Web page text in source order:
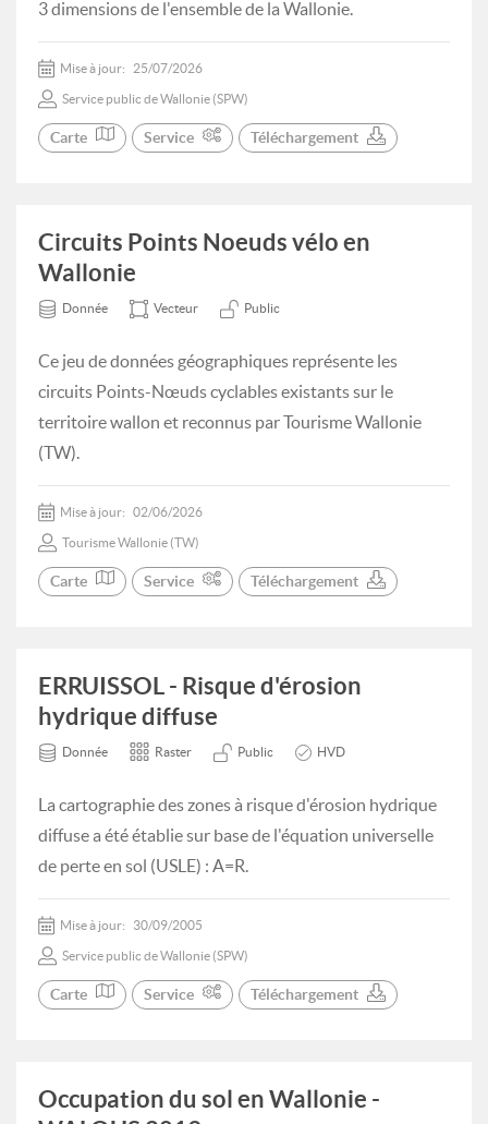
3 dimensions de l'ensemble de la Wallonie.
Mise à jour: 25/07/2026
Service public de Wallonie (SPW)
Carte Service Téléchargement
Circuits Points Noeuds vélo en
Wallonie
Donnée Vecteur Public
Ce jeu de données géographiques représente les
circuits Points-Nœuds cyclables existants sur le
territoire wallon et reconnus par Tourisme Wallonie
(TW).
Mise à jour: 02/06/2026
Tourisme Wallonie (TW)
Carte Service Téléchargement
ERRUISSOL - Risque d'érosion
hydrique diffuse
Donnée Raster Public HVD
La cartographie des zones à risque d'érosion hydrique
diffuse a été établie sur base de l'équation universelle
de perte en sol (USLE) : A=R.
Mise à jour: 30/09/2005
Service public de Wallonie (SPW)
Carte Service Téléchargement
Occupation du sol en Wallonie -